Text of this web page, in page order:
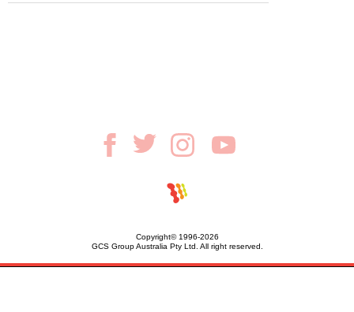
Copyright© 1996-2026
GCS Group Australia Pty Ltd. All right reserved.